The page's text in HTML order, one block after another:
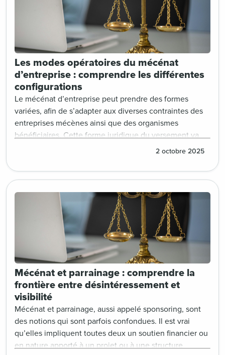
Les modes opératoires du mécénat
d’entreprise : comprendre les différentes
configurations
Le mécénat d’entreprise peut prendre des formes
variées, afin de s’adapter aux diverses contraintes des
entreprises mécènes ainsi que des organismes
bénéficiaires. Cette forme juridique du versement va
conditionner le mode opératoire du mécénat. C’est
notions de régie directe et de régie indirecte ainsi que
de distinguer mécénat et partenariat. Ces différentes
formes opérations vont notamment avoir un impact sur
la nature de la convention à signer, ainsi que l’utilité ou
non d’émettre un reçu fiscal. Naviguer dans les eaux du
mécénat d’entreprise demande donc un bon compas :
France générosités vous aide à garder le cap.
2 octobre 2025
Mécénat et parrainage : comprendre la
frontière entre désintéressement et
visibilité
Mécénat et parrainage, aussi appelé sponsoring, sont
des notions qui sont parfois confondues. Il est vrai
qu’elles impliquent toutes deux un soutien financier ou
en nature apporté à un projet ou à une structure